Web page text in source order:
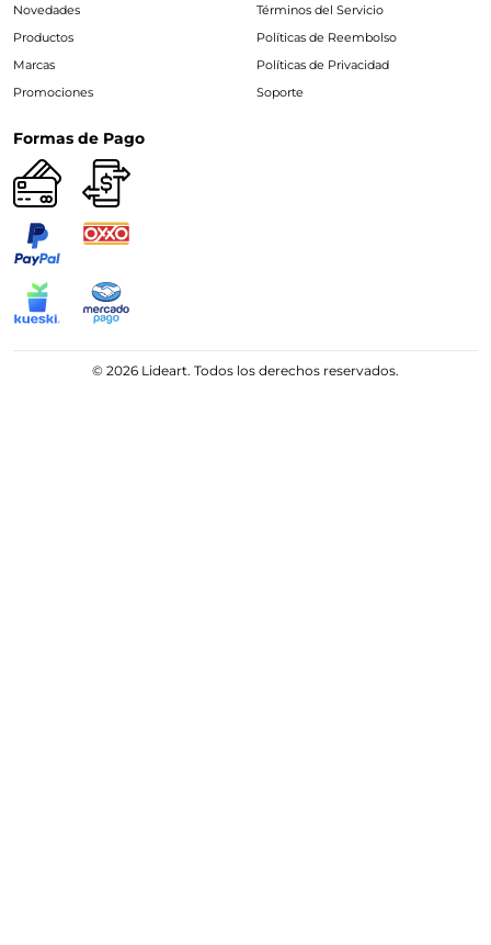
Novedades
Productos
Marcas
Promociones
Términos del Servicio
Políticas de Reembolso
Políticas de Privacidad
Soporte
Formas de Pago
© 2026 Lideart. Todos los derechos reservados.